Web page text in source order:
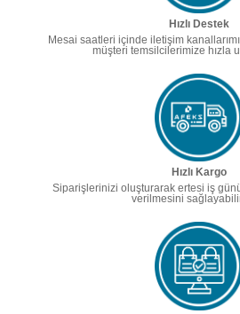
Hızlı Destek
Mesai saatleri içinde iletişim
müşteri temsilcilerimize hızla
Hızlı Kargo
Siparişlerinizi oluşturarak ertesi iş
verilmesini